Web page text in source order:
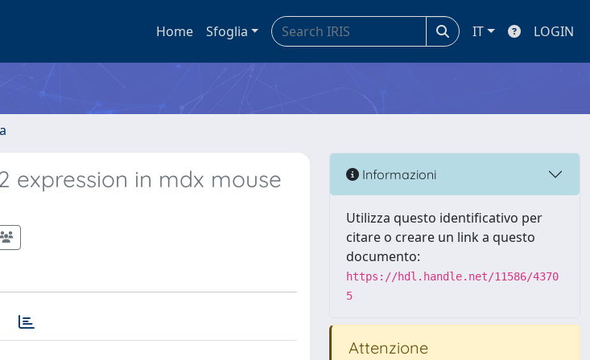
Home Sfoglia IT LOGIN
in mdx mouse
Informazioni
Utilizza questo identificativo per
citare o creare un link a questo
documento:
https://hdl.handle.net/11586/4370
5
Attenzione